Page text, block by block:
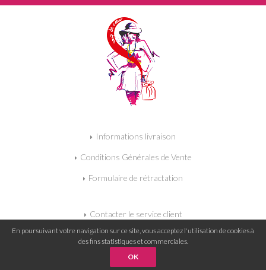
Informations livraison
Conditions Générales de Vente
Formulaire de rétractation
Contacter le service client
Qui sommes-nous ?
Mon compte
En poursuivant votre navigation sur ce site, vous acceptez l'utilisation de cookies à
des fins statistiques et commerciales.
OK